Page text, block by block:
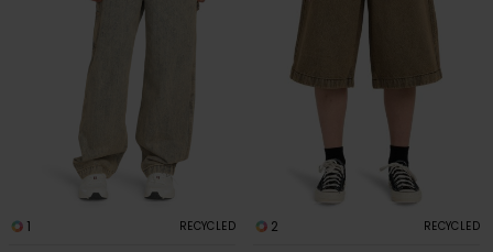
1 RECYCLED 2 RECYCLED